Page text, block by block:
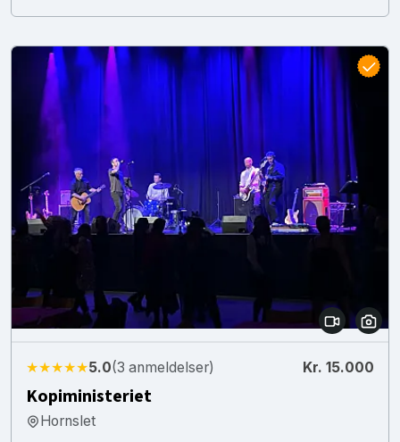
★★★★★5.0(3 anmeldelser) Kr. 15.000
Kopiministeriet
Hornslet